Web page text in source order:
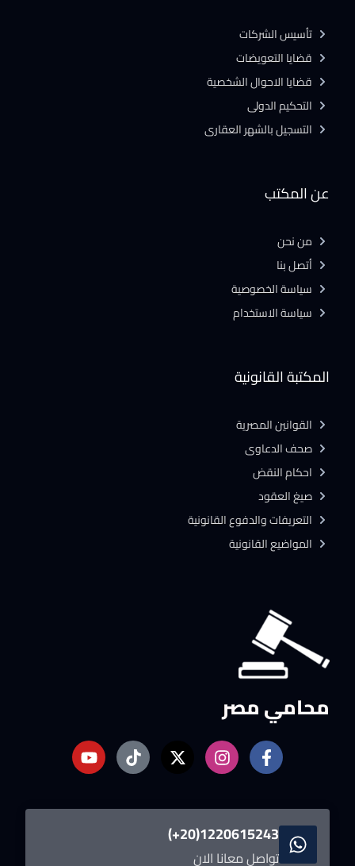
محامي مصر
1220615243(20+)
تواصل معانا الان
المكتبة القانونية
القوانين المصرية
صحف الدعاوى
احكام النقض
صيغ العقود
التعريفات والدفوع القانونية
المواضيع القانونية
عن المكتب
من نحن
أتصل بنا
سياسة الخصوصية
سياسة الاستخدام
تأسيس الشركات
قضايا التعويضات
قضايا الاحوال الشخصية
التحكيم الدولى
التسجيل بالشهر العقارى